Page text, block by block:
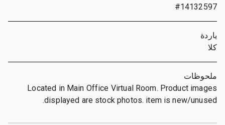
#14132597
ياردة
كلا
ملحوظات
Located in Main Office Virtual Room. Product images
displayed are stock photos. item is new/unused.